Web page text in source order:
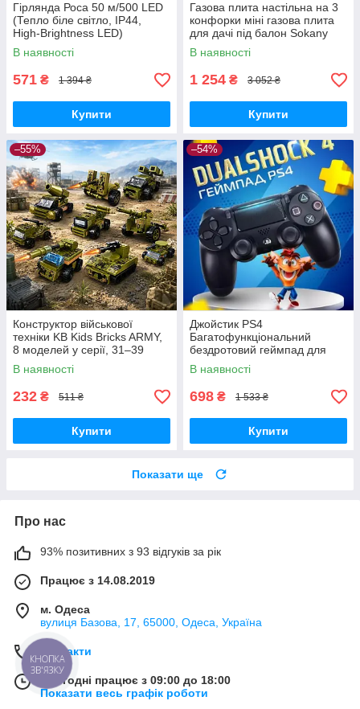
Гірлянда Роса 50 м/500 LED
(Тепло біле світло, IP44,
High-Brightness LED)
В наявності
571 ₴ 1 394 ₴
Купити
Газова плита настільна на 3
конфорки міні газова плита
для дачі під балон Sokany
В наявності
1 254 ₴ 3 052 ₴
Купити
–55%
Конструктор військової
техніки KB Kids Bricks ARMY,
8 моделей у серії, 31–39
деталей, 6+
В наявності
232 ₴ 511 ₴
Купити
–54%
Джойстик PS4
Багатофункціональний
бездротовий геймпад для
Bluetooth-консолі з подвійною
вібрацією DualShock 4 V3.5
PlayStation 4,
В наявності
698 ₴ 1 533 ₴
Купити
Показати ще
Про нас
93% позитивних з 93 відгуків за рік
Працює з 14.08.2019
м. Одеса
вулиця Базова, 17, 65000, Одеса, Україна
Контакти
Сьогодні працює з 09:00 до 18:00
Показати весь графік роботи
КНОПКА
ЗВ'ЯЗКУ